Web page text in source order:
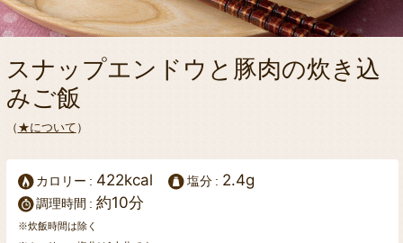
スナップエンドウと豚肉の炊き込
みご飯
（ ★について ）
カロリー 422kcal 塩分 2.4g
調理時間 約10分
※炊飯時間は除く